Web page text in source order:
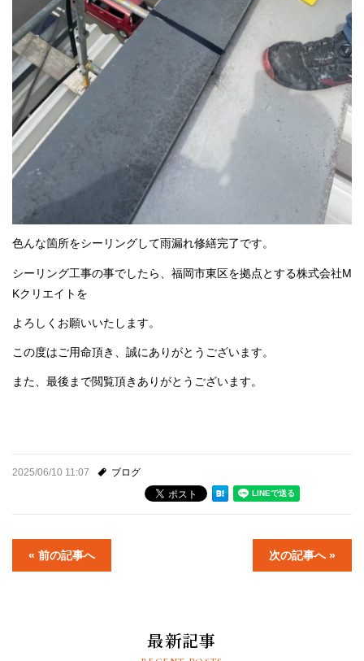
色んな箇所をシーリングして雨漏れ修繕完了です。
シーリング工事の事でしたら、福岡市東区を拠点とする株式会社M
Kクリエイトを
よろしくお願いいたします。
この度はご用命頂き、誠にありがとうございます。
また、最後まで閲覧頂きありがとうございます。
2025/06/10 11:07 ブログ
« 前の記事へ 次の記事へ »
最新記事